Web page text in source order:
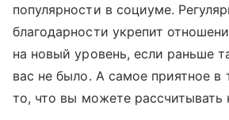
популярности в социуме.
благодарности укрепит
на новый уровень, если раньше
вас не было. А самое приятное в
то, что вы можете рассчитывать